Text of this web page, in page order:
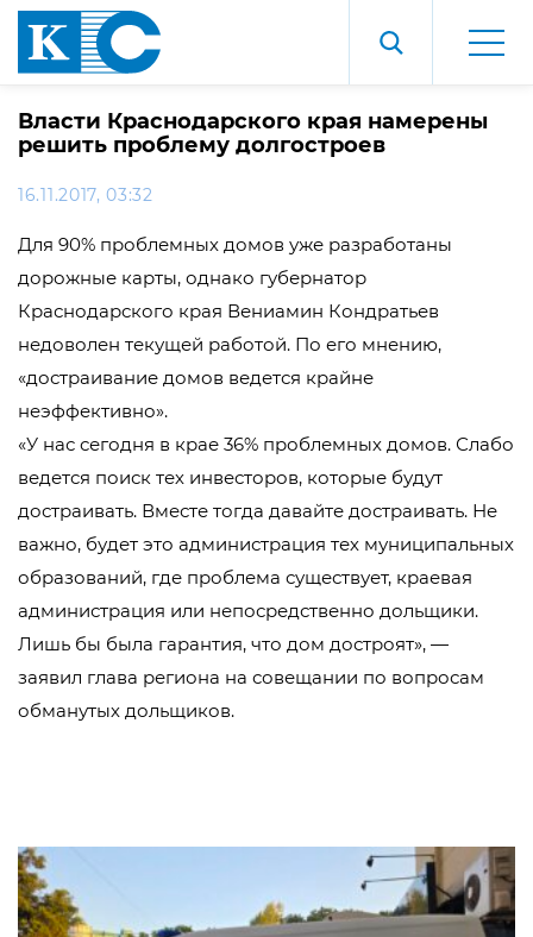
Власти Краснодарского края намерены
решить проблему долгостроев
16.11.2017, 03:32
Для 90% проблемных домов уже разработаны
дорожные карты, однако губернатор
Краснодарского края Вениамин Кондратьев
недоволен текущей работой. По его мнению,
«достраивание домов ведется крайне
неэффективно».
«У нас сегодня в крае 36% проблемных домов. Слабо
ведется поиск тех инвесторов, которые будут
достраивать. Вместе тогда давайте достраивать. Не
важно, будет это администрация тех муниципальных
образований, где проблема существует, краевая
администрация или непосредственно дольщики.
Лишь бы была гарантия, что дом достроят», —
заявил глава региона на совещании по вопросам
обманутых дольщиков.